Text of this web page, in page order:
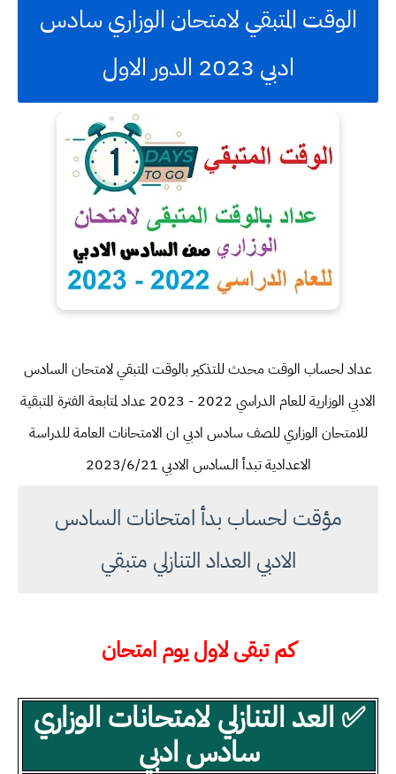
الوقت المتبقي لامتحان الوزاري سادس
ادبي 2023 الدور الاول
عداد لحساب الوقت محدث للتذكير بالوقت المتبقي لامتحان السادس
الادبي الوزارية للعام الدراسي 2022 - 2023 عداد لمتابعة الفترة المتبقية
للامتحان الوزاري للصف سادس ادبي ان الامتحانات العامة للدراسة
الاعدادية تبدأ الـسادس الادبي 2023/6/21
مؤقت لحساب بدأ امتحانات السادس
الادبي العداد التنازلي متبقي
كم تبقى لاول يوم امتحان
✅ العد التنازلي لامتحانات الوزاري
سادس ادبي